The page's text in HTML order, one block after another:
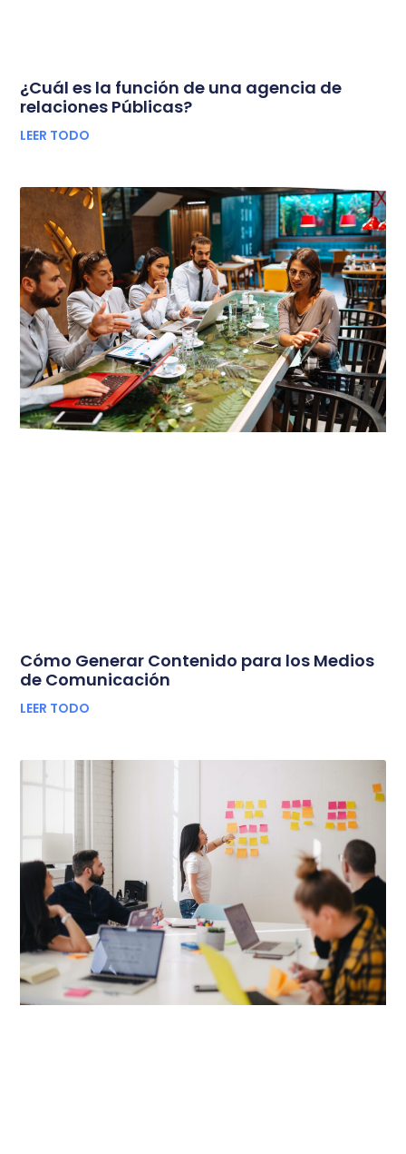
¿Cuál es la función de una agencia de
relaciones Públicas?
LEER TODO
Cómo Generar Contenido para los Medios
de Comunicación
LEER TODO